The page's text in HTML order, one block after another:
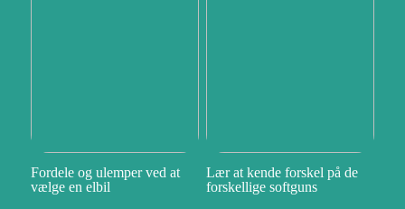
Fordele og ulemper ved at
vælge en elbil
Lær at kende forskel på de
forskellige softguns